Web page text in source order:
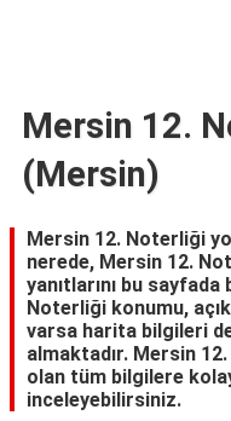
Mersin 12.
(Mersin)
Mersin 12. Noterliği
nerede, Mersin 12.
yanıtlarını bu
Noterliği konumu,
varsa harita bilgileri
almaktadır. Mersin
olan tüm bilgilere
inceleyebilirsiniz.